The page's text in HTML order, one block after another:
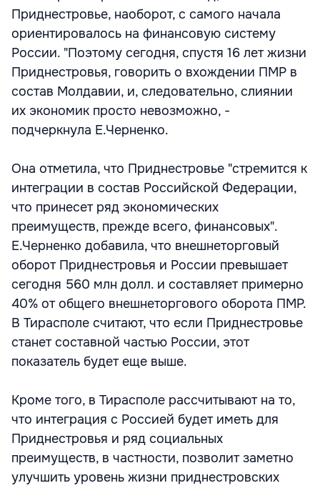
Приднестровье, наоборот, с самого начала
ориентировалось на финансовую систему
России. "Поэтому сегодня, спустя 16 лет жизни
Приднестровья, говорить о вхождении ПМР в
состав Молдавии, и, следовательно, слиянии
их экономик просто невозможно, -
подчеркнула Е.Черненко.
Она отметила, что Приднестровье "стремится к
интеграции в состав Российской Федерации,
что принесет ряд экономических
преимуществ, прежде всего, финансовых".
Е.Черненко добавила, что внешнеторговый
оборот Приднестровья и России превышает
сегодня 560 млн долл. и составляет примерно
40% от общего внешнеторгового оборота ПМР.
В Тирасполе считают, что если Приднестровье
станет составной частью России, этот
показатель будет еще выше.
Кроме того, в Тирасполе рассчитывают на то,
что интеграция с Россией будет иметь для
Приднестровья и ряд социальных
преимуществ, в частности, позволит заметно
улучшить уровень жизни приднестровских